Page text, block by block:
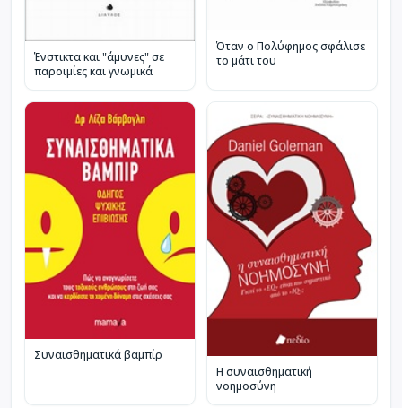
Ένστικτα και "άμυνες" σε
παροιμίες και γνωμικά
Όταν ο Πολύφημος σφάλισε
το μάτι του
Συναισθηματικά βαμπίρ
Η συναισθηματική
νοημοσύνη